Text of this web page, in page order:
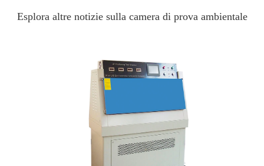
Esplora altre notizie sulla camera di prova ambientale